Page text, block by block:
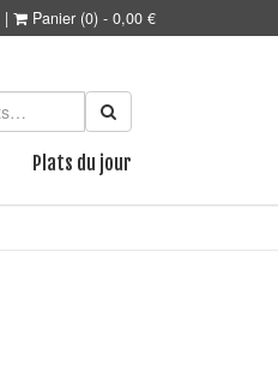
| Panier (0) - 0,00 €
Plats du jour